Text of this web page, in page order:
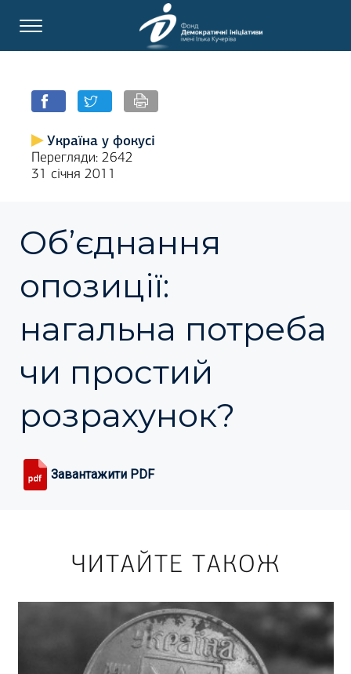
Україна у фокусі
Перегляди: 2642
31 січня 2011
Об’єднання
опозиції:
нагальна потреба
чи простий
розрахунок?
Завантажити PDF
ЧИТАЙТЕ ТАКОЖ